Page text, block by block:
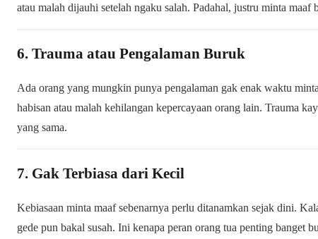
atau malah dijauhi setelah ngaku salah. Padahal, justru minta
6. Trauma atau Pengalaman Buruk
Ada orang yang mungkin punya pengalaman gak enak waktu
habisan atau malah kehilangan kepercayaan orang lain. Trauma
yang sama.
7. Gak Terbiasa dari Kecil
Kebiasaan minta maaf sebenarnya perlu ditanamkan sejak dini.
gede pun bakal susah. Ini kenapa peran orang tua penting banget